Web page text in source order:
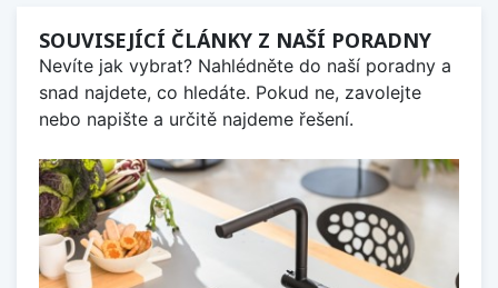
SOUVISEJÍCÍ ČLÁNKY Z NAŠÍ PORADNY
Nevíte jak vybrat? Nahlédněte do naší poradny a
snad najdete, co hledáte. Pokud ne, zavolejte
nebo napište a určitě najdeme řešení.